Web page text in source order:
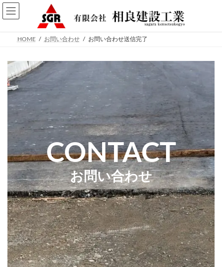
コ
ン
ナ
ビ
HOME お問い合わせ お問い合わせ送信完了
CONTACT
お問い合わせ